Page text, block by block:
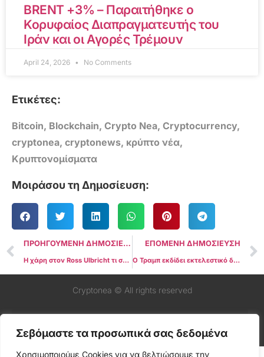
Σεβόμαστε τα προσωπικά σας δεδομένα
Χρησιμοποιούμε Cookies για να βελτιώσουμε την
BRENT +3% – Παραιτήθηκε ο
Κορυφαίος Διαπραγματευτής του
Ιράν και οι Αγορές Τρέμουν
April 24, 2026 No Comments
Ετικέτες:
Bitcoin, Blockchain, Crypto Nea, Cryptocurrency,
cryptonea, cryptonews, κρύπτο νέα,
Κρυπτονομίσματα
Μοιράσου τη Δημοσίευση:
ΠΡΟΗΓΟΥΜΕΝΗ ΔΗΜΟΣΙΕΥΣΗ
Η χάρη στον Ross Ulbricht τι σημαίνει για την εικόνα του Bitcoin;
ΕΠΟΜΕΝΗ ΔΗΜΟΣΙΕΥΣΗ
Ο Τραμπ εκδίδει εκτελεστικό διάταγμα για τη δημιουργία ομάδας εργασίας κρύπτο και εμποδίζει την εφαρμογή του CBDC
Cryptonea © All rights reserved